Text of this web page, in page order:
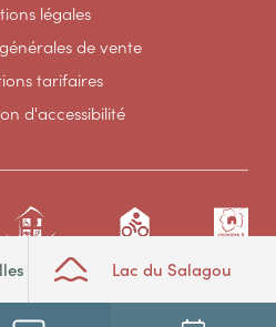
Lac du Salagou
légales
de vente
tarifaires
d'accessibilité